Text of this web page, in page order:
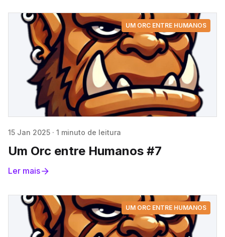
UM ORC ENTRE HUMANOS
15 Jan 2025 · 1 minuto de leitura
Um Orc entre Humanos #7
Ler mais
UM ORC ENTRE HUMANOS